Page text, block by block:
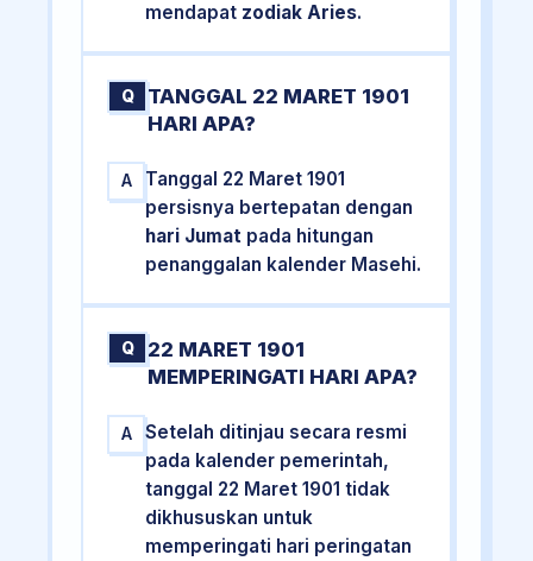
mendapat zodiak Aries.
Q
TANGGAL 22 MARET 1901
HARI APA?
A
Tanggal 22 Maret 1901
persisnya bertepatan dengan
hari Jumat pada hitungan
penanggalan kalender Masehi.
Q
22 MARET 1901
MEMPERINGATI HARI APA?
A
Setelah ditinjau secara resmi
pada kalender pemerintah,
tanggal 22 Maret 1901 tidak
dikhususkan untuk
memperingati hari peringatan